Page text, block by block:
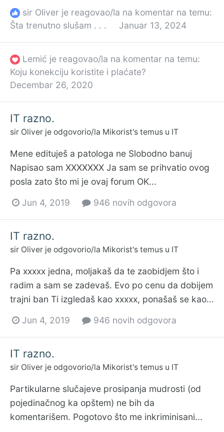
sir Oliver je reagovao/la na komentar na temu:
Šta trenutno slušam . . .
Januar 13, 2024
Lemić je reagovao/la na komentar na temu:
Koju konekciju koristite i plaćate?
Decembar 26, 2020
IT razno.
sir Oliver je odgovorio/la Mikorist's temus u IT
Mene edituješ a patologa ne Slobodno banuj
Napisao sam XXXXXXX Ja sam se prihvatio ovog
posla zato što mi je ovaj forum OK...
Jun 4, 2019 946 novih odgovora
IT razno.
sir Oliver je odgovorio/la Mikorist's temus u IT
Pa xxxxx jedna, moljakaš da te zaobidjem što i
radim a sam se zadevaš. Evo po cenu da dobijem
trajni ban Ti izgledaš kao xxxxx, ponašaš se kao...
Jun 4, 2019 946 novih odgovora
IT razno.
sir Oliver je odgovorio/la Mikorist's temus u IT
Partikularne slučajeve prosipanja mudrosti (od
pojedinačnog ka opštem) ne bih da
komentarišem. Pogotovo što me inkriminisani...